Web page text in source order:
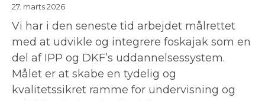
27. marts 2026
Vi har i den seneste tid arbejdet målrettet
med at udvikle og integrere foskajak som en
del af IPP og DKF’s uddannelsessystem.
Målet er at skabe en tydelig og
kvalitetssikret ramme for undervisning og